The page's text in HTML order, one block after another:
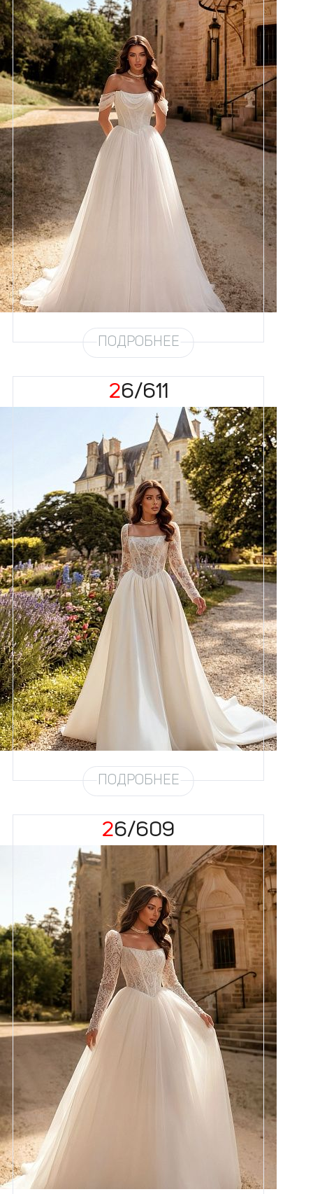
Размеры
42, 44, 46, 48, 50, 52, 54, 56,
Цвет
Силуэт
Кружево
Юбка
Шлейф
Рукав
ПОДРОБНЕЕ
26/611
Размеры
42, 44, 46, 48, 50, 52, 54, 56,
58
Цвет
Силуэт
Юбка
Атлас облегченный (4,5
Шлейф
ПОДРОБНЕЕ
26/609
Размеры
42, 44, 46, 48, 50, 52, 54, 56,
Цвет
Силуэт
Юбка
Шлейф